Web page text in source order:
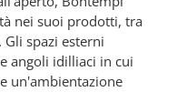
nei suoi prodotti, tra
spazi esterni
angoli idilliaci in cui
un'ambientazione